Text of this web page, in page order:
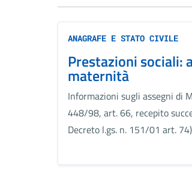
ANAGRAFE E STATO CIVILE
Prestazioni sociali:
maternità
Informazioni sugli assegni di
448/98, art. 66, recepito
Decreto l.gs. n. 151/01 art. 74)